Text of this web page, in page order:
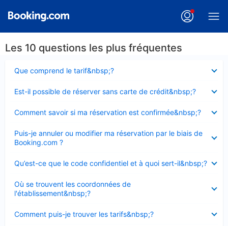
Les 10 questions les plus fréquentes
Que comprend le tarif&nbsp;?
fermé
Est-il possible de réserver sans carte de crédit&nbsp;?
fermé
Comment savoir si ma réservation est confirmée&nbsp;?
fermé
Puis-je annuler ou modifier ma réservation par le biais de
Booking.com ?
fermé
Qu’est-ce que le code confidentiel et à quoi sert-il&nbsp;?
fermé
Où se trouvent les coordonnées de
l'établissement&nbsp;?
fermé
Comment puis-je trouver les tarifs&nbsp;?
fermé